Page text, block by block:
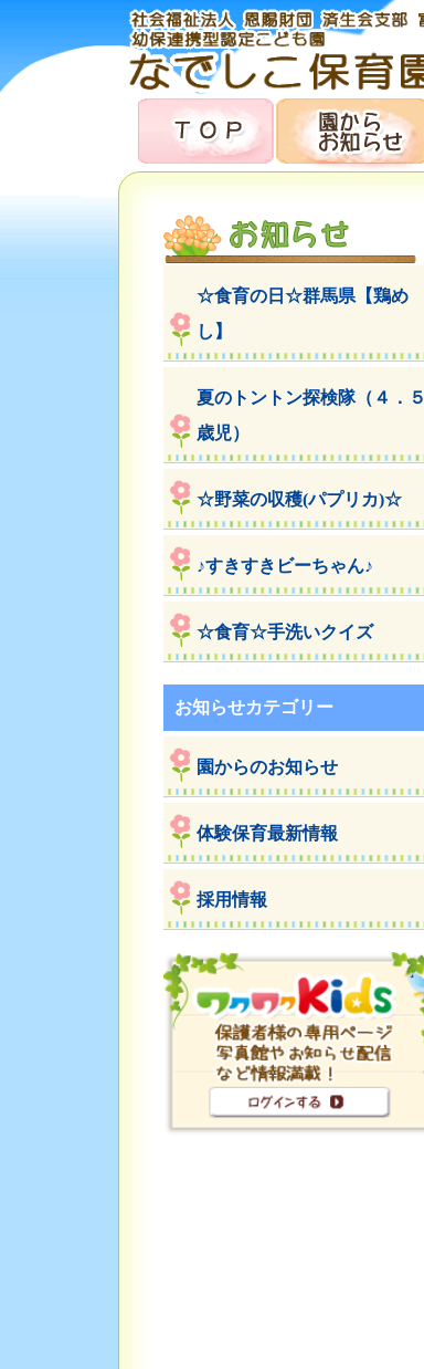
☆食育の日☆群馬県【鶏め
し】
夏のトントン探検隊（４．５
歳児）
☆野菜の収穫(パプリカ)☆
♪すきすきビーちゃん♪
☆食育☆手洗いクイズ
お知らせカテゴリー
園からのお知らせ
体験保育最新情報
採用情報